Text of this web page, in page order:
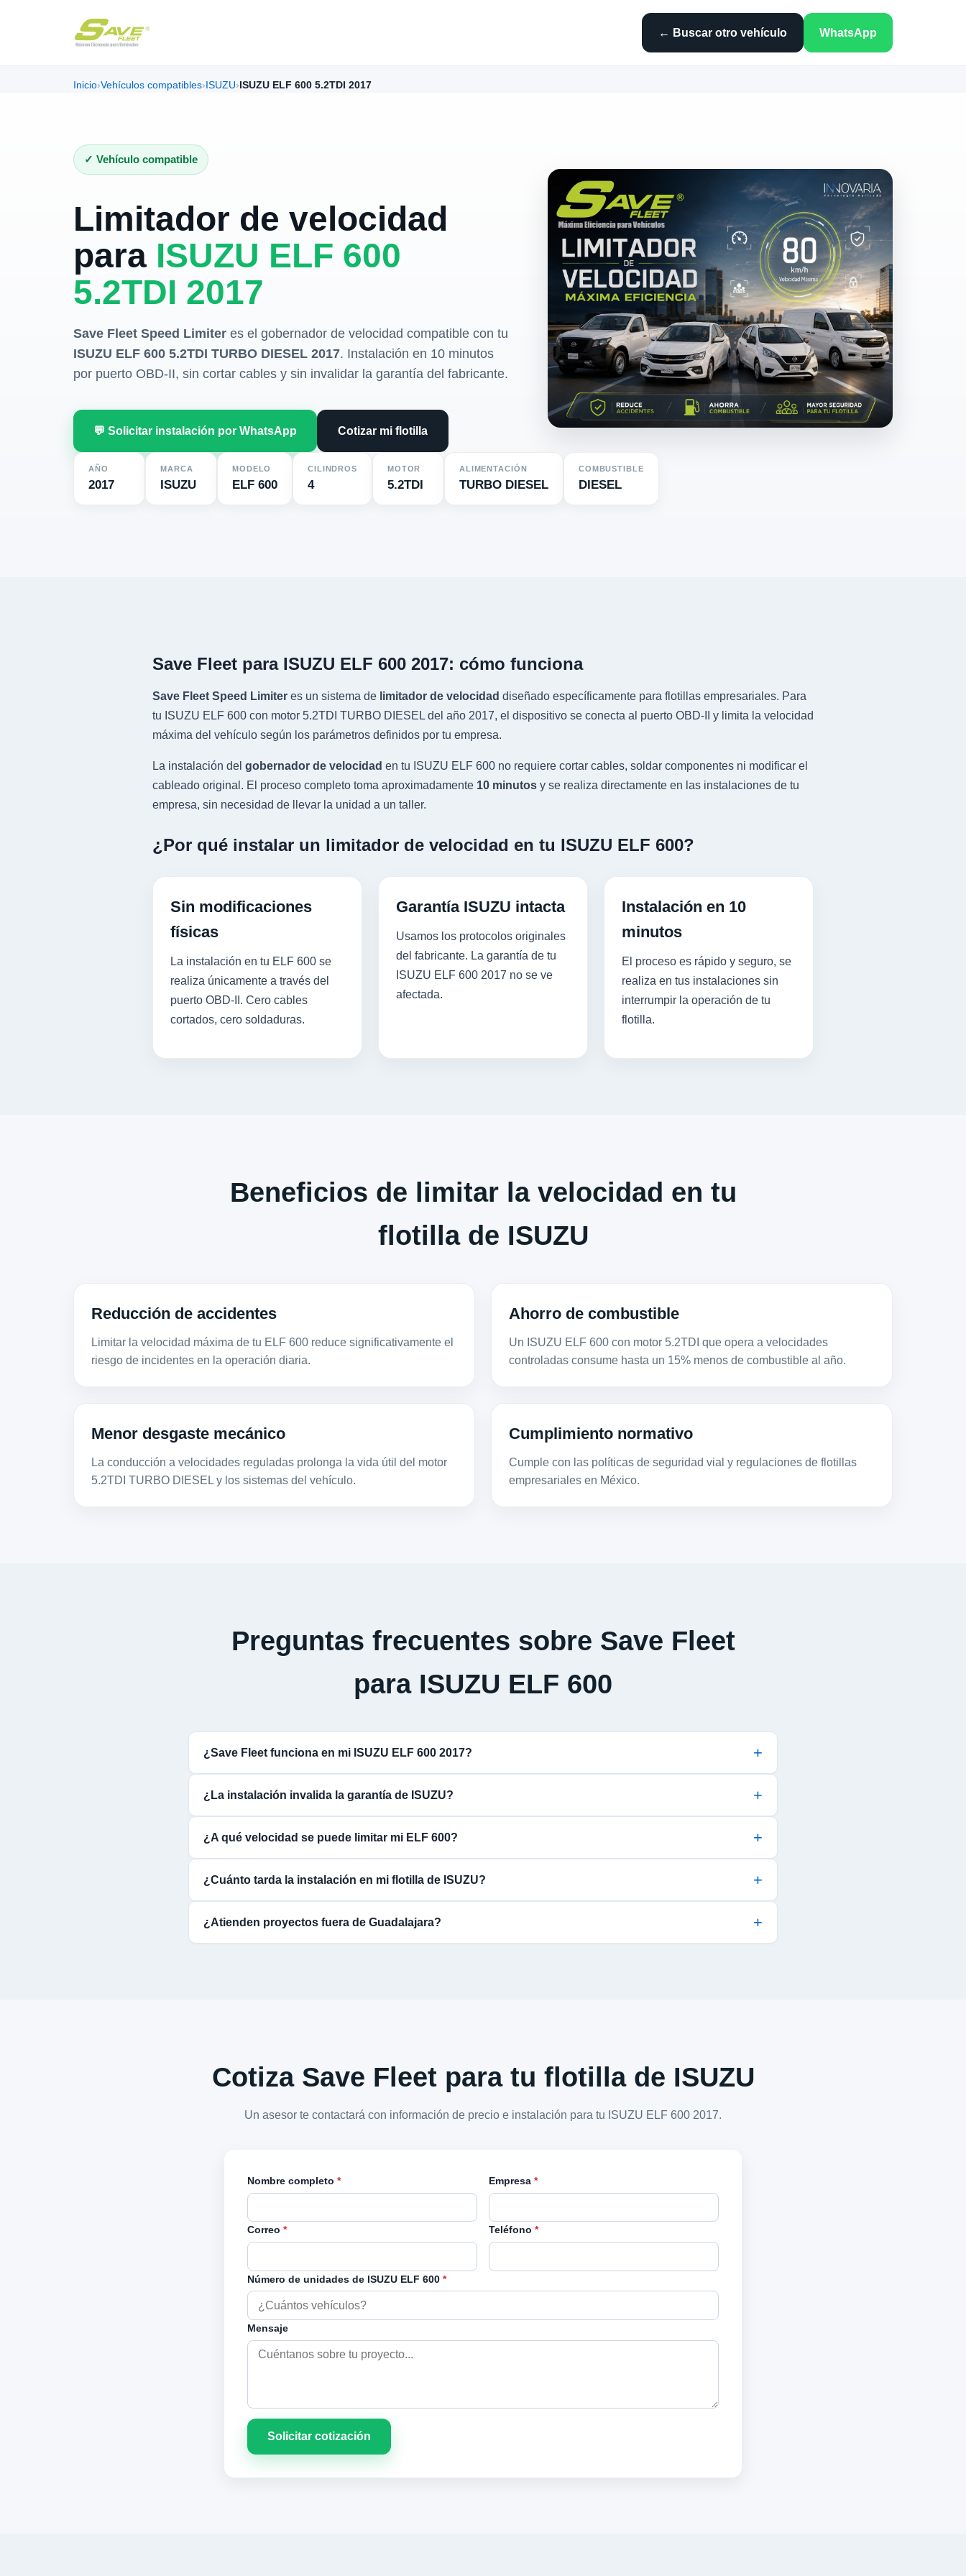
← Buscar otro vehículo WhatsApp
Inicio›Vehículos compatibles› ISUZU› ISUZU ELF 600 5.2TDI 2017
✓ Vehículo compatible
Limitador de velocidad
para ISUZU ELF 600
5.2TDI 2017
Save Fleet Speed Limiter es el gobernador de velocidad compatible con tu
ISUZU ELF 600 5.2TDI TURBO DIESEL 2017. Instalación en 10 minutos
por puerto OBD-II, sin cortar cables y sin invalidar la garantía del fabricante.
💬 Solicitar instalación por WhatsApp Cotizar mi flotilla
AÑO
2017
MARCA
ISUZU
MODELO
ELF 600
CILINDROS
4
MOTOR
5.2TDI
ALIMENTACIÓN
TURBO DIESEL
COMBUSTIBLE
DIESEL
Save Fleet para ISUZU ELF 600 2017: cómo funciona
Save Fleet Speed Limiter es un sistema de limitador de velocidad diseñado específicamente para flotillas empresariales. Para
tu ISUZU ELF 600 con motor 5.2TDI TURBO DIESEL del año 2017, el dispositivo se conecta al puerto OBD-II y limita la velocidad
máxima del vehículo según los parámetros definidos por tu empresa.
La instalación del gobernador de velocidad en tu ISUZU ELF 600 no requiere cortar cables, soldar componentes ni modificar el
cableado original. El proceso completo toma aproximadamente 10 minutos y se realiza directamente en las instalaciones de tu
empresa, sin necesidad de llevar la unidad a un taller.
¿Por qué instalar un limitador de velocidad en tu ISUZU ELF 600?
Sin modificaciones
físicas
La instalación en tu ELF 600 se
realiza únicamente a través del
puerto OBD-II. Cero cables
cortados, cero soldaduras.
Garantía ISUZU intacta
Usamos los protocolos originales
del fabricante. La garantía de tu
ISUZU ELF 600 2017 no se ve
afectada.
Instalación en 10
minutos
El proceso es rápido y seguro, se
realiza en tus instalaciones sin
interrumpir la operación de tu
flotilla.
Beneficios de limitar la velocidad en tu
flotilla de ISUZU
Reducción de accidentes
Limitar la velocidad máxima de tu ELF 600 reduce significativamente el
riesgo de incidentes en la operación diaria.
Ahorro de combustible
Un ISUZU ELF 600 con motor 5.2TDI que opera a velocidades
controladas consume hasta un 15% menos de combustible al año.
Menor desgaste mecánico
La conducción a velocidades reguladas prolonga la vida útil del motor
5.2TDI TURBO DIESEL y los sistemas del vehículo.
Cumplimiento normativo
Cumple con las políticas de seguridad vial y regulaciones de flotillas
empresariales en México.
Preguntas frecuentes sobre Save Fleet
para ISUZU ELF 600
¿Save Fleet funciona en mi ISUZU ELF 600 2017?
¿La instalación invalida la garantía de ISUZU?
¿A qué velocidad se puede limitar mi ELF 600?
¿Cuánto tarda la instalación en mi flotilla de ISUZU?
¿Atienden proyectos fuera de Guadalajara?
Cotiza Save Fleet para tu flotilla de ISUZU
Un asesor te contactará con información de precio e instalación para tu ISUZU ELF 600 2017.
Nombre completo * Empresa *
Correo * Teléfono *
Número de unidades de ISUZU ELF 600 *
Mensaje
Solicitar cotización